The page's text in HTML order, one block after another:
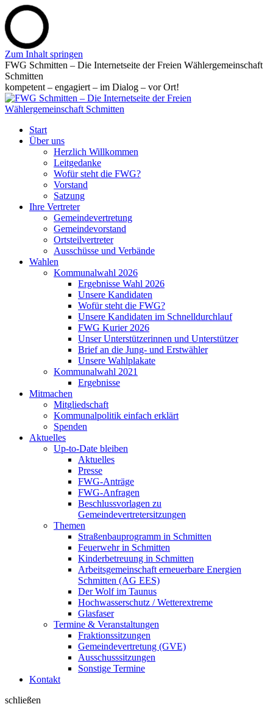
Zum Inhalt springen
FWG Schmitten – Die Internetseite der Freien Wählergemeinschaft
Schmitten
kompetent – engagiert – im Dialog – vor Ort!
Start
Über uns
Herzlich Willkommen
Leitgedanke
Wofür steht die FWG?
Vorstand
Satzung
Ihre Vertreter
Gemeindevertretung
Gemeindevorstand
Ortsteilvertreter
Ausschüsse und Verbände
Wahlen
Kommunalwahl 2026
Ergebnisse Wahl 2026
Unsere Kandidaten
Wofür steht die FWG?
Unsere Kandidaten im Schnelldurchlauf
FWG Kurier 2026
Unser Unterstützerinnen und Unterstützer
Brief an die Jung- und Erstwähler
Unsere Wahlplakate
Kommunalwahl 2021
Ergebnisse
Mitmachen
Mitgliedschaft
Kommunalpolitik einfach erklärt
Spenden
Aktuelles
Up-to-Date bleiben
Aktuelles
Presse
FWG-Anträge
FWG-Anfragen
Beschlussvorlagen zu
Gemeindevertretersitzungen
Themen
Straßenbauprogramm in Schmitten
Feuerwehr in Schmitten
Kinderbetreuung in Schmitten
Arbeitsgemeinschaft erneuerbare Energien
Schmitten (AG EES)
Der Wolf im Taunus
Hochwasserschutz / Wetterextreme
Glasfaser
Termine & Veranstaltungen
Fraktionssitzungen
Gemeindevertretung (GVE)
Ausschusssitzungen
Sonstige Termine
Kontakt
schließen